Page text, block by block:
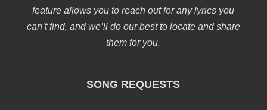
feature allows you to reach out for any lyrics you
can’t find, and we’ll do our best to locate and share
them for you.
SONG REQUESTS